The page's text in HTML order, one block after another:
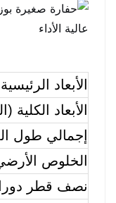
الأبعاد الرئيسية
الأبعاد
إجمالي طول
الخلوص
نصف قطر